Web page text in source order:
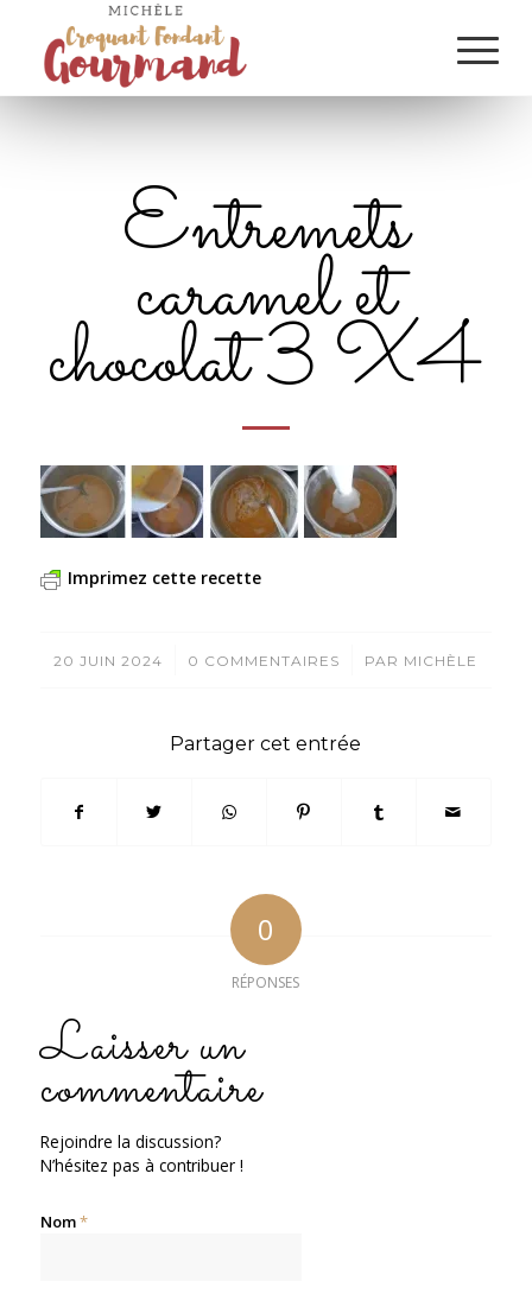
Entremets
caramel et
chocolat 3 X4
Imprimez cette recette
20 JUIN 2024
/ 0 COMMENTAIRES
/ PAR MICHÈLE
Partager cet entrée
0
RÉPONSES
Laisser un
commentaire
Rejoindre la discussion?
N’hésitez pas à contribuer !
Nom*